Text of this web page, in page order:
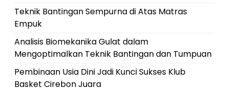
Teknik Bantingan Sempurna di Atas Matras
Empuk
Analisis Biomekanika Gulat dalam
Mengoptimalkan Teknik Bantingan dan Tumpuan
Pembinaan Usia Dini Jadi Kunci Sukses Klub
Basket Cirebon Juara